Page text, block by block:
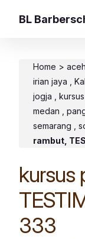
BL
Home > aceh
irian jaya
jogja
medan
semarang
rambut,
kursus
333